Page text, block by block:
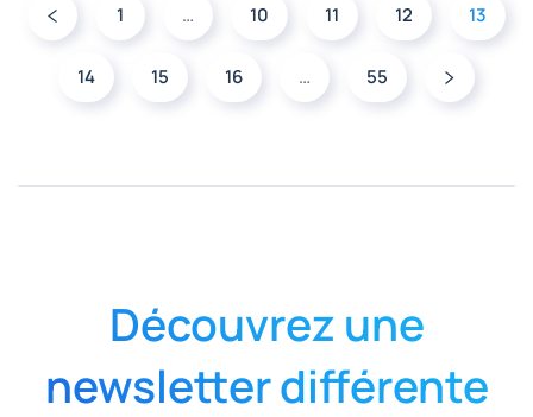
1 … 10 11 12 13
14 15 16 … 55
Découvrez une
newsletter différente